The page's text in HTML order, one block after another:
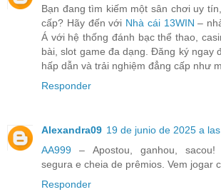
Bạn đang tìm kiếm một sân chơi uy
cấp? Hãy đến với Nhà cái 13WIN –
Á với hệ thống đánh bạc thể thao,
bài, slot game đa dạng. Đăng ký ngay
hấp dẫn và trải nghiệm đẳng cấp như
Responder
Alexandra09 19 de junio de 2025 a
AA999 – Apostou, ganhou, sacou!
segura e cheia de prêmios. Vem jogar
Responder